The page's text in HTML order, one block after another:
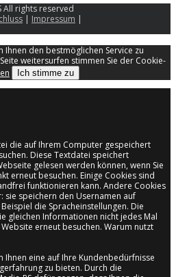
All rights reserved
| Impressum |
Ihnen den bestmöglichen Service zu
weitersurfen stimmen Sie der Cookie-
Ich stimme zu
die auf Ihrem Computer gespeichert
Diese Textdatei speichert
gelesen werden können, wenn Sie
erneut besuchen. Einige Cookies sind
funktionieren kann. Andere Cookies
sie speichern den Usernamen auf
die Spracheinstellungen. Die
gleichen Informationen nicht jedes Mal
erneut besuchen. Warum nutzt
Ihnen eine auf Ihre Kundenbedürfnisse
zu bieten. Durch die